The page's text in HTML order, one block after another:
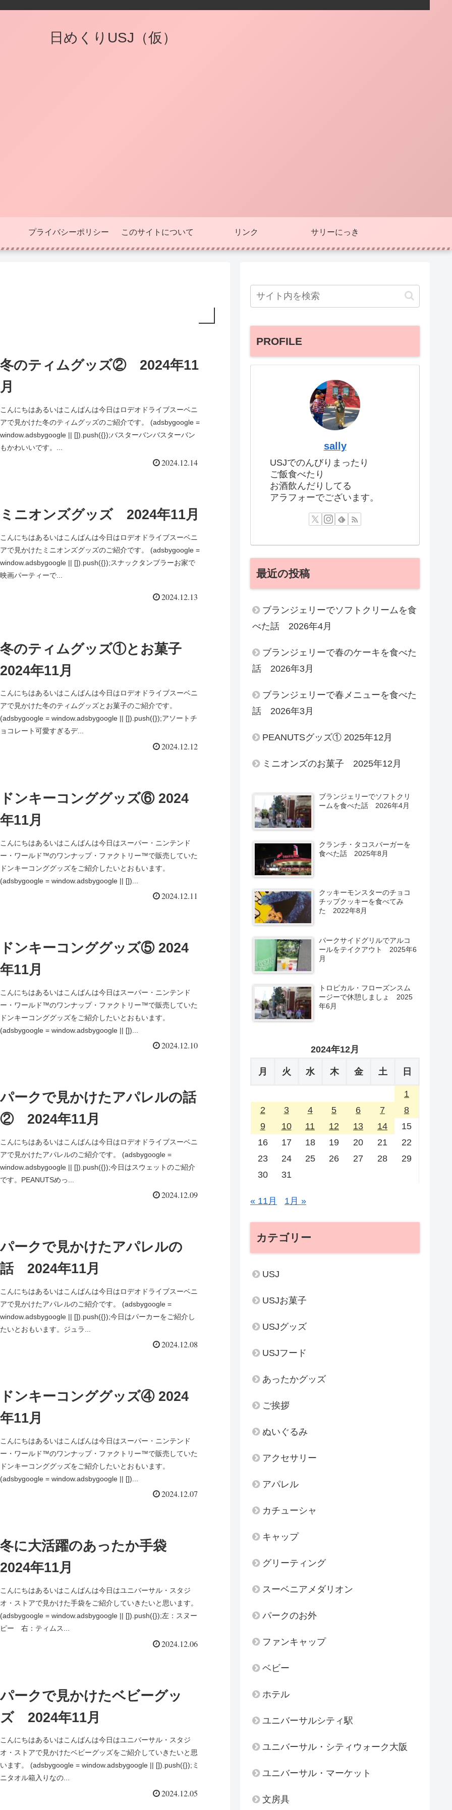
日めくりUSJ（仮）
プライバシーポリシー このサイトについて リンク サリーにっき
冬のティムグッズ② 2024年11
月
こんにちはあるいはこんばんは今日はロデオドライブスーベニ
アで見かけた冬のティムグッズのご紹介です。 (adsbygoogle =
window.adsbygoogle || []).push({});バスターバンバスターバン
もかわいいです。...
2024.12.14
ミニオンズグッズ 2024年11月
こんにちはあるいはこんばんは今日はロデオドライブスーベニ
アで見かけたミニオンズグッズのご紹介です。 (adsbygoogle =
window.adsbygoogle || []).push({});スナックタンブラーお家で
映画パーティーで...
2024.12.13
冬のティムグッズ①とお菓子
2024年11月
こんにちはあるいはこんばんは今日はロデオドライブスーベニ
アで見かけた冬のティムグッズとお菓子のご紹介です。
(adsbygoogle = window.adsbygoogle || []).push({});アソートチ
ョコレート可愛すぎるデ...
2024.12.12
ドンキーコンググッズ⑥ 2024
年11月
こんにちはあるいはこんばんは今日はスーパー・ニンテンド
ー・ワールド™のワンナップ・ファクトリー™で販売していた
ドンキーコンググッズをご紹介したいとおもいます。
(adsbygoogle = window.adsbygoogle || [])...
2024.12.11
ドンキーコンググッズ⑤ 2024
年11月
こんにちはあるいはこんばんは今日はスーパー・ニンテンド
ー・ワールド™のワンナップ・ファクトリー™で販売していた
ドンキーコンググッズをご紹介したいとおもいます。
(adsbygoogle = window.adsbygoogle || [])...
2024.12.10
パークで見かけたアパレルの話
② 2024年11月
こんにちはあるいはこんばんは今日はロデオドライブスーベニ
アで見かけたアパレルのご紹介です。 (adsbygoogle =
window.adsbygoogle || []).push({});今日はスウェットのご紹介
です。PEANUTSめっ...
2024.12.09
パークで見かけたアパレルの
話 2024年11月
こんにちはあるいはこんばんは今日はロデオドライブスーベニ
アで見かけたアパレルのご紹介です。 (adsbygoogle =
window.adsbygoogle || []).push({});今日はパーカーをご紹介し
たいとおもいます。ジュラ...
2024.12.08
ドンキーコンググッズ④ 2024
年11月
こんにちはあるいはこんばんは今日はスーパー・ニンテンド
ー・ワールド™のワンナップ・ファクトリー™で販売していた
ドンキーコンググッズをご紹介したいとおもいます。
(adsbygoogle = window.adsbygoogle || [])...
2024.12.07
冬に大活躍のあったか手袋
2024年11月
こんにちはあるいはこんばんは今日はユニバーサル・スタジ
オ・ストアで見かけた手袋をご紹介していきたいと思います。
(adsbygoogle = window.adsbygoogle || []).push({});左：スヌー
ピー 右：ティムス...
2024.12.06
パークで見かけたベビーグッ
ズ 2024年11月
こんにちはあるいはこんばんは今日はユニバーサル・スタジ
オ・ストアで見かけたベビーグッズをご紹介していきたいと思
います。 (adsbygoogle = window.adsbygoogle || []).push({});ミ
ニタオル箱入りなの...
2024.12.05
PROFILE
sally
USJでのんびりまったり
ご飯食べたり
お酒飲んだりしてる
アラフォーでございます。
最近の投稿
ブランジェリーでソフトクリームを食
べた話 2026年4月
ブランジェリーで春のケーキを食べた
話 2026年3月
ブランジェリーで春メニューを食べた
話 2026年3月
PEANUTSグッズ① 2025年12月
ミニオンズのお菓子 2025年12月
ブランジェリーでソフトクリ
ームを食べた話 2026年4月
クランチ・タコスバーガーを
食べた話 2025年8月
クッキーモンスターのチョコ
チップクッキーを食べてみ
た 2022年8月
パークサイドグリルでアルコ
ールをテイクアウト 2025年6
月
トロピカル・フローズンスム
ージーで休憩しましょ 2025
年6月
2024年12月
月 火 水 木 金 土 日
1
2
3 4 5 6 7
8
9
10 11 12 13 14
15
16
17 18 19 20 21
22
23
24 25 26 27 28
29
30
31
« 11月 1月 »
カテゴリー
USJ
USJお菓子
USJグッズ
USJフード
あったかグッズ
ご挨拶
ぬいぐるみ
アクセサリー
アパレル
カチューシャ
キャップ
グリーティング
スーベニアメダリオン
パークのお外
ファンキャップ
ベビー
ホテル
ユニバーサルシティ駅
ユニバーサル・シティウォーク大阪
ユニバーサル・マーケット
文房具